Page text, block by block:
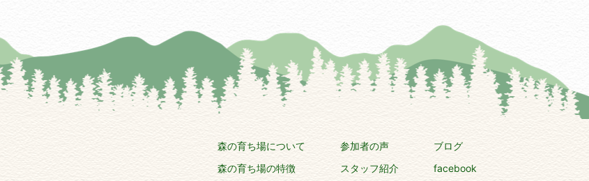
森の育ち場について
森の育ち場の特徴
参加者の声
スタッフ紹介
ブログ
facebook